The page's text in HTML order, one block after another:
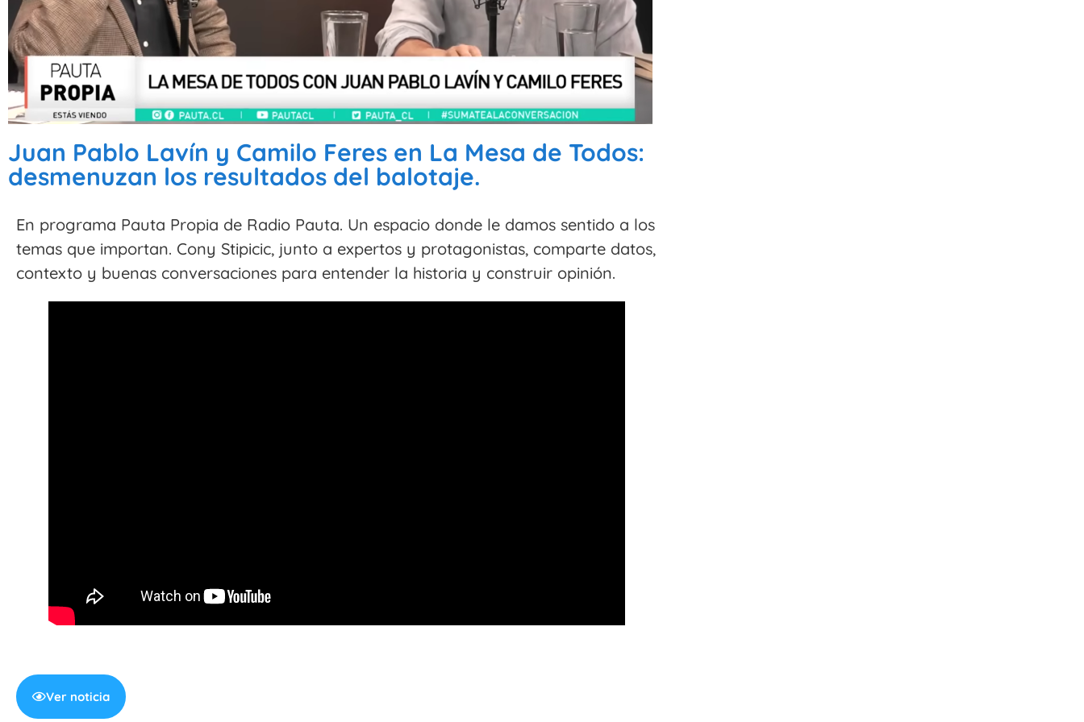
Juan Pablo Lavín y Camilo Feres en La Mesa de Todos:
desmenuzan los resultados del balotaje.
En programa Pauta Propia de Radio Pauta. Un espacio donde le damos sentido a los
temas que importan. Cony Stipicic, junto a expertos y protagonistas, comparte datos,
contexto y buenas conversaciones para entender la historia y construir opinión.
Ver noticia